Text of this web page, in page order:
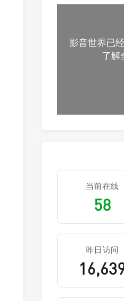
影音世界已
了解
当前在线
58
昨日访问